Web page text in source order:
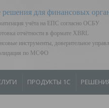
для финансовых
учёта на ЕПС согласно ОСБУ
отчётности в формате XBRL
инструменты, доверительное
по МСФО
ПРОДУКТЫ 1С